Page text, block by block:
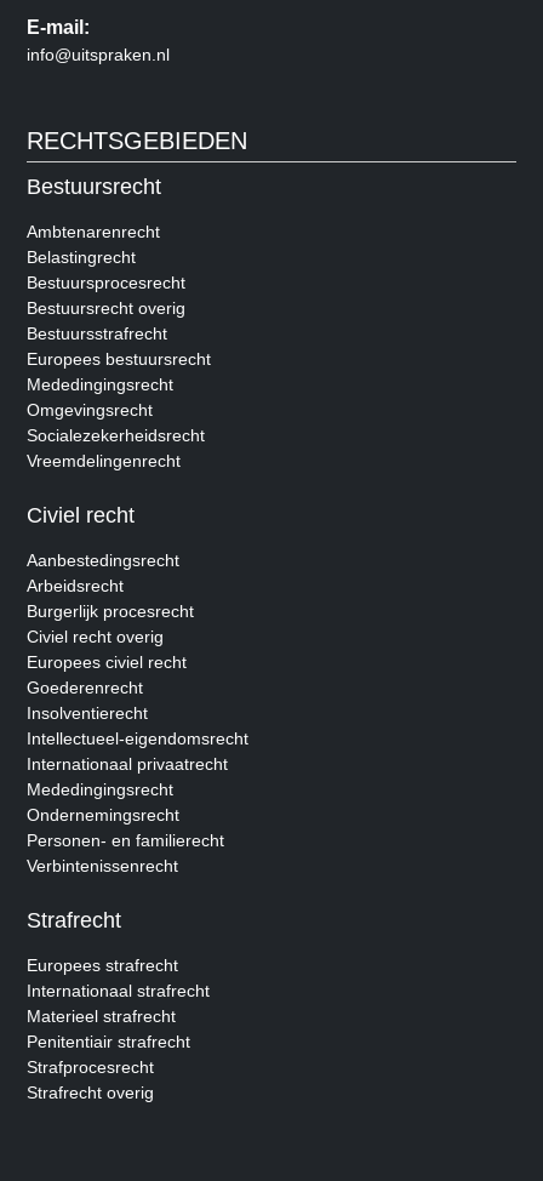
E-mail:
info@uitspraken.nl
RECHTSGEBIEDEN
Bestuursrecht
Ambtenarenrecht
Belastingrecht
Bestuursprocesrecht
Bestuursrecht overig
Bestuursstrafrecht
Europees bestuursrecht
Mededingingsrecht
Omgevingsrecht
Socialezekerheidsrecht
Vreemdelingenrecht
Civiel recht
Aanbestedingsrecht
Arbeidsrecht
Burgerlijk procesrecht
Civiel recht overig
Europees civiel recht
Goederenrecht
Insolventierecht
Intellectueel-eigendomsrecht
Internationaal privaatrecht
Mededingingsrecht
Ondernemingsrecht
Personen- en familierecht
Verbintenissenrecht
Strafrecht
Europees strafrecht
Internationaal strafrecht
Materieel strafrecht
Penitentiair strafrecht
Strafprocesrecht
Strafrecht overig